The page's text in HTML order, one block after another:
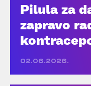
Pilula za
zapravo
02.06.2026.